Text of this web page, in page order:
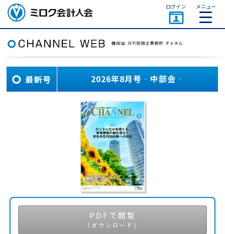
ミロク会計人会 MIROKU
ACCOUNTING PERSON
ASSOCIATION
ログイン メニュー
最新号 2026年8月号‐中部会‐
PDFで閲覧
（ダウンロード）